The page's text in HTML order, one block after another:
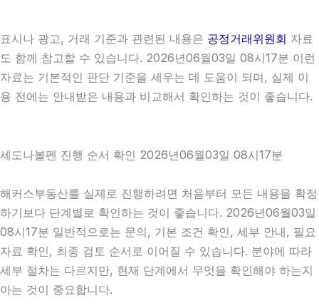
표시나 광고, 거래 기준과 관련된 내용은 공정거래위원회 자료
도 함께 참고할 수 있습니다. 2026년06월03일 08시17분 이런
자료는 기본적인 판단 기준을 세우는 데 도움이 되며, 실제 이
용 전에는 안내받은 내용과 비교해서 확인하는 것이 좋습니다.
세도나볼펜 진행 순서 확인 2026년06월03일 08시17분
해커스부동산를 실제로 진행하려면 처음부터 모든 내용을 확정
하기보다 단계별로 확인하는 것이 좋습니다. 2026년06월03일
08시17분 일반적으로는 문의, 기본 조건 확인, 세부 안내, 필요
자료 확인, 최종 검토 순서로 이어질 수 있습니다. 분야에 따라
세부 절차는 다르지만, 현재 단계에서 무엇을 확인해야 하는지
아는 것이 중요합니다.